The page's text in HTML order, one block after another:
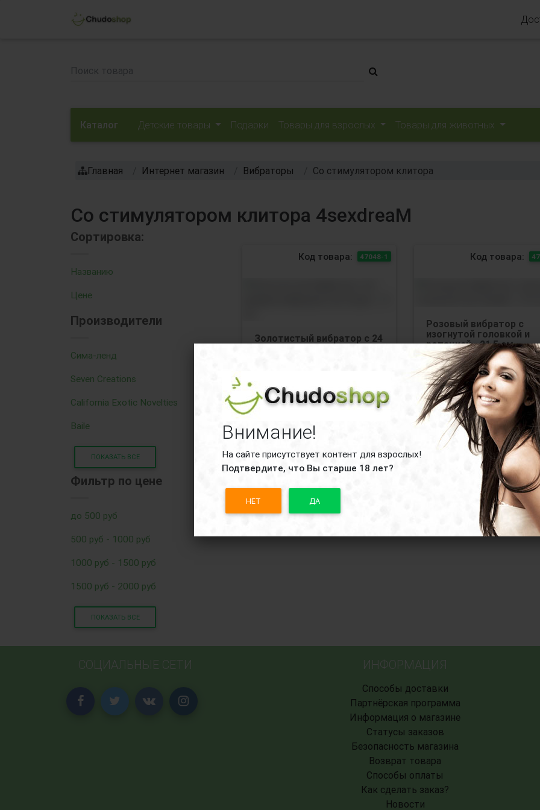
Внимание!
На сайте присутствует контент для взрослых!
Подтвердите, что Вы старше 18 лет?
НЕТ ДА
Каталог Детские товары Подарки Товары для взрослых Товары для животных
Главная Интернет магазин Вибраторы Со стимулятором клитора
Со стимулятором клитора 4sexdreaM
Сортировка:
Названию
Цене
Производители
Сима-ленд
Seven Creations
California Exotic Novelties
Baile
ПОКАЗАТЬ ВСЕ
Фильтр по цене
до 500 руб
500 руб - 1000 руб
1000 руб - 1500 руб
1500 руб - 2000 руб
ПОКАЗАТЬ ВСЕ
Код товара: 47048-1
Золотистый вибратор с 24
золотистый
Код товара:
Розовый вибратор с
изогнутой головкой и
ротацией - 21,5 см.
Доступные варианты:
розовый
нет в
СОЦИАЛЬНЫЕ СЕТИ ИНФОРМАЦИЯ
Способы доставки
Партнёрская программа
Информация о магазине
Статусы заказов
Безопасность магазина
Возврат товара
Способы оплаты
Как сделать заказ?
Новости